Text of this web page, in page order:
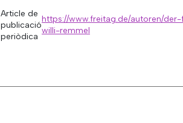
Article de
publicació
periòdica
https://www.freitag.de/autoren/
willi-remmel